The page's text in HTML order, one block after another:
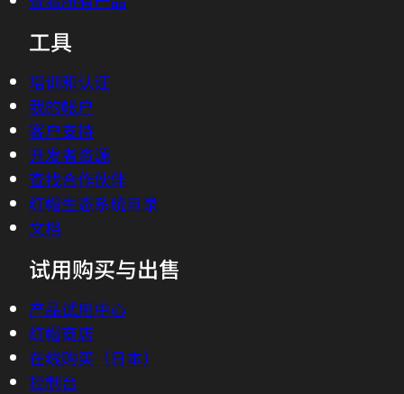
工具
培训和认证
我的帐户
客户支持
开发者资源
查找合作伙伴
红帽生态系统目录
文档
试用购买与出售
产品试用中心
红帽商店
在线购买（日本）
控制台